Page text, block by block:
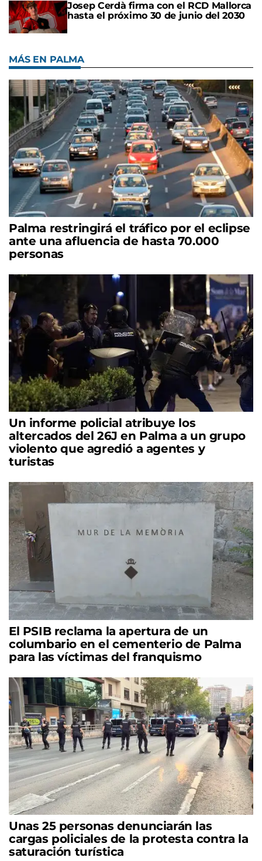
Josep Cerdà firma con el RCD Mallorca
hasta el próximo 30 de junio del 2030
MÁS EN PALMA
Palma restringirá el tráfico por el eclipse
ante una afluencia de hasta 70.000
personas
Un informe policial atribuye los
altercados del 26J en Palma a un grupo
violento que agredió a agentes y
turistas
El PSIB reclama la apertura de un
columbario en el cementerio de Palma
para las víctimas del franquismo
Unas 25 personas denunciarán las
cargas policiales de la protesta contra la
saturación turística